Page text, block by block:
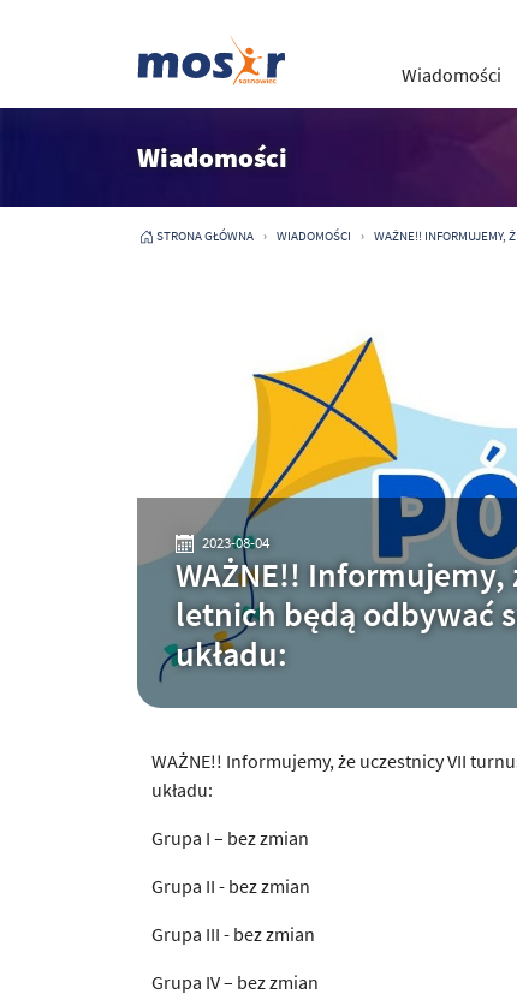
Wiadomości
Wiadomości
STRONA GŁÓWNA WIADOMOŚCI WAŻNE!! INFORMUJEMY,
2023-08-04
WAŻNE!!
letnich będą odbywać
układu:
WAŻNE!! Informujemy, że uczestnicy VII
układu:
Grupa I – bez zmian
Grupa II - bez zmian
Grupa III - bez zmian
Grupa IV – bez zmian